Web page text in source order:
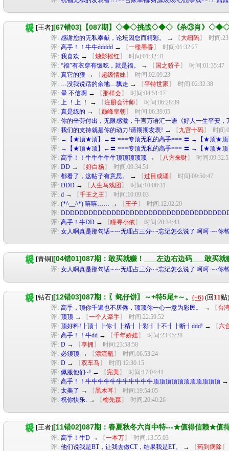
[王者][67错03]【087期】◇◆◇挑战◇◆◇《杀③肖》
评: 感谢您的无私奉献，论坛因您而精彩。 → 【大细码】 时间
评: 高手！！牛牛ddddd → 【一缕墨香】 时间:01:32:27
评: 我喜欢 → 【烛影摇红 】 时间:01:32:31
评: “福”有衣穿有饭吃，就是福。 → 【 国之骄子】 时间:01:35:47
评: 真它的狠 → 【 超级情妹】 时间:02:09:23
评: …没我说话的余地…飘走 → 【平特世家 】 时间:02:32:38
评: 晕 不信啊 → 【那样会】 时间:04:51:17
评: 上 ！上 ！ → 【注册会计师】 时间:06:28:39
评: 真是练的 → 【巅峰皇朝 】 时间:06:39:05
评: 你的辛劳付出，无限感激，千言万语汇一语《好人一生平安，
评: 我们的支持就是你的动力!请期期发表! → 【 九宫十码】 时间
评: →【★顶★顶】←〓 ===专顶无私的高手=== 〓 →【★顶★
评: →【★顶★顶】←〓 ===专顶无私的高手=== 〓 →【★顶★
评: 高手！！牛牛牛牛牛顶顶顶顶顶 → 【 八方来财】 时间
评: DD → 【好白杨】 时间:09:34:51
评: 都看了，这帖子有意思。 → 【过目成诵】 时间:09:50:47
评: DDD → 【 人生马戏团 】 时间:10:08:31
评: d → 【千王之王 】 时间:10:09:03
评: (*^__^*) 嘻嘻…… → 【王子】 时间:12:02:20
评:
评: 高手！牛DD → 【瞳寻小依 】 时间:20:34:43
评: 女人啊真是那句话~~~无理占三分~~忘记怎么说了 呵呵 ~~你
[青铜][04错01]087期：敢买就赚！___左边右边码___敢买就
评: 女人啊真是那句话~~~无理占三分~~忘记怎么说了 呵呵 ~~你
[钻石][12错03]087期：〖蚝仔饼〗～+特5尾+～。(+6) (回11 贴
评: 高手，顶你千遍也不厌倦，顶顶你一心一意为彩民。 → 【 台
评: 顶顶 → 【一个人牵手】 时间:22:59:52
评: 顶好料!┠顶┨┠你┨┠精┨┠彩┨┠不┨┠断┨ddd! → 【六
评: 高手！！牛dd → 【千年娇娃】 时间:23:45:28
评: D → 【享拥 】 时间:23:58:58
评: 必须顶 → 【漂流瓶 】 时间:06:53:24
评: D → 【双车马 】 时间:12:30:15
评: 佩服他们~! → 【完美】 时间:17:04:41
评: 高手！！牛牛牛牛牛牛牛牛牛牛牛顶顶顶顶顶顶顶顶顶顶顶
评: 太美了 → 【黑木耳】 时间:19:54:05
评: 祝你快乐. → 【榆先森】 时间:20:40:26
[王者][11错02]087期：春夏秋冬六肖中特---★值得信赖★值
评: 高手！牛D → 【一本万】 时间:13:55:03
评: 他们说我是BT，让我去做CT，结果我是ET。 → 【药到病除】